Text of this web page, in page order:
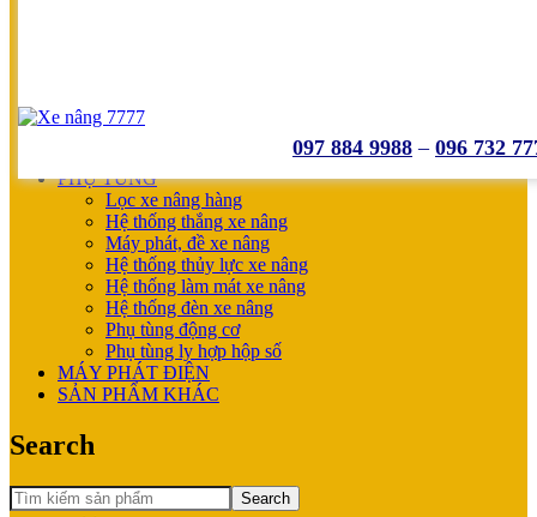
XE NÂNG TAY
PHỤ TÙNG
Lọc xe nâng hàng
Hệ thống thắng xe nâng
Máy phát, đề xe nâng
Hệ thống thủy lực xe nâng
Hệ thống làm mát xe nâng
Hệ thống đèn xe nâng
Phụ tùng động cơ
Phụ tùng ly hợp hộp số
MÁY PHÁT ĐIỆN
SẢN PHẨM KHÁC
Search
Search
097 884 9988 – 096 732